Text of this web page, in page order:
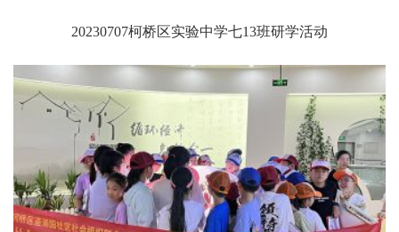
20230707柯桥区实验中学七13班研学活动